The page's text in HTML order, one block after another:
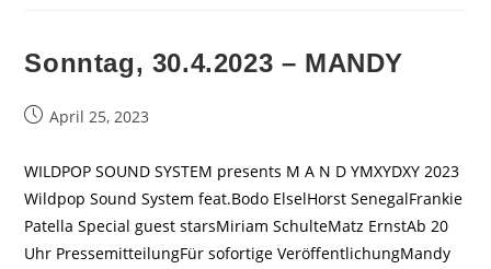
Sonntag, 30.4.2023 – MANDY
BeitragApril 25, 2023
WILDPOP SOUND SYSTEM presents M A N D YMXYDXY 2023
Wildpop Sound System feat.Bodo ElselHorst SenegalFrankie
Patella Special guest starsMiriam SchulteMatz ErnstAb 20
Uhr PressemitteilungFür sofortige VeröffentlichungMandy